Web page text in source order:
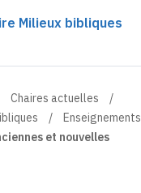
Milieux bibliques
Chaires actuelles
Enseignements
et nouvelles